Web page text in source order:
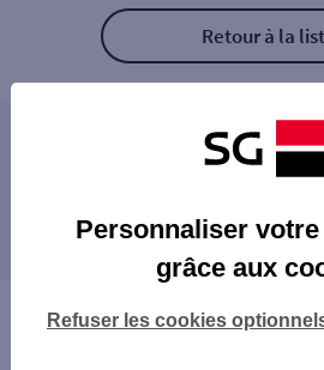
Retour à la
Les distributeurs/automates à
NIMES MAISON CARREE
NIMES 1 PL QUESTEL
NIMES 84 B AV JEAN JAURES
proximité
LUNEL
Vous êtes ici : Accueil
Personnaliser
grâce aux
Refuser les cookies